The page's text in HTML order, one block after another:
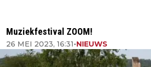
Muziekfestival ZOOM!
26 MEI 2023, 16:31•NIEUWS